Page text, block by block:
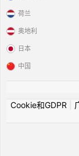
荷兰
奥地利
日本
中国
Cookie和GDPR